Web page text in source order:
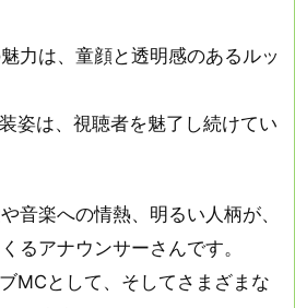
力は、童顔と透明感のあるルッ
姿は、視聴者を魅了し続けてい
音楽への情熱、明るい人柄が、
るアナウンサーさんです。
MCとして、そしてさまざまな